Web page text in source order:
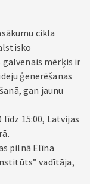
cikla
mērķis ir
ģenerēšanas
gan jaunu
15:00, Latvijas
pilnā Elīna
vadītāja,